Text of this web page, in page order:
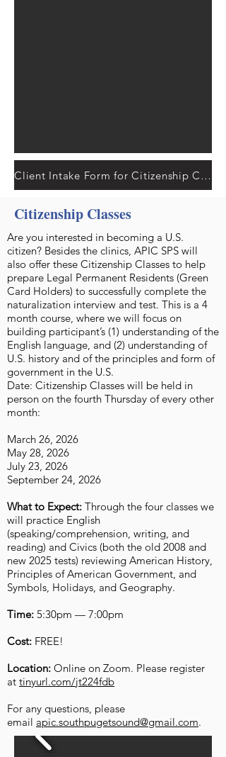
Client Intake Form for Citizenship Clinics
Citizenship Classes
Are you interested in becoming a U.S.
citizen? Besides the clinics, APIC SPS will
also offer these Citizenship Classes to help
prepare Legal Permanent Residents (Green
Card Holders) to successfully complete the
naturalization interview and test. This is a 4
month course, where we will focus on
building participant’s (1) understanding of the
English language, and (2) understanding of
U.S. history and of the principles and form of
government in the U.S.
Date: Citizenship Classes will be held in
person on the fourth Thursday of every other
month:
March 26, 2026
May 28, 2026
July 23, 2026
September 24, 2026
What to Expect: Through the four classes we
will practice English
(speaking/comprehension, writing, and
reading) and Civics (both the old 2008 and
new 2025 tests) reviewing American History,
Principles of American Government, and
Symbols, Holidays, and Geography.
Time: 5:30pm — 7:00pm
Cost: FREE!
Location: Online on Zoom. Please register
at tinyurl.com/jt224fdb
For any questions, please
email apic.southpugetsound@gmail.com.